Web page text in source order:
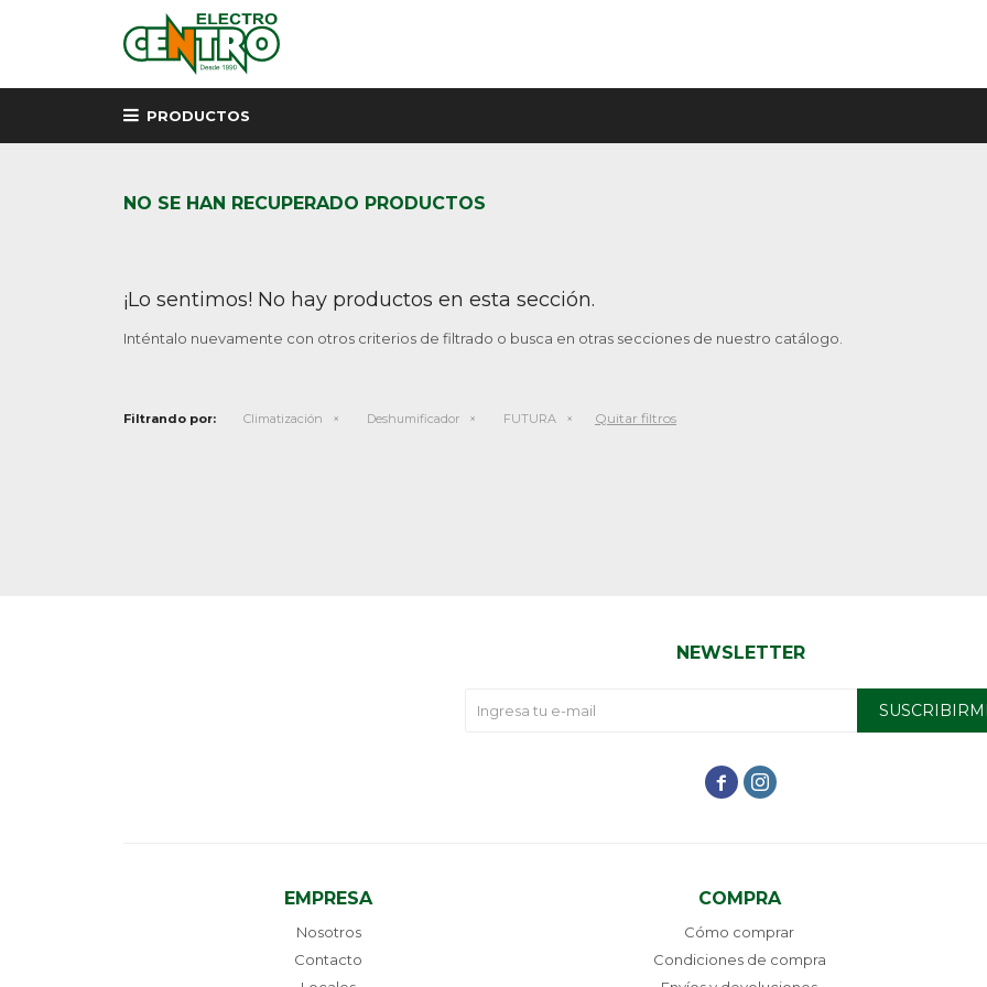
PRODUCTOS
NO SE HAN RECUPERADO PRODUCTOS
¡Lo sentimos! No hay productos en esta sección.
Inténtalo nuevamente con otros criterios de filtrado o busca en otras secciones de nuestro catálogo.
Filtrando por: Climatización Deshumificador FUTURA Quitar filtros
EMPRESA
Nosotros
Contacto
COMPRA
Cómo comprar
Condiciones de compra
NEWSLETTER
 